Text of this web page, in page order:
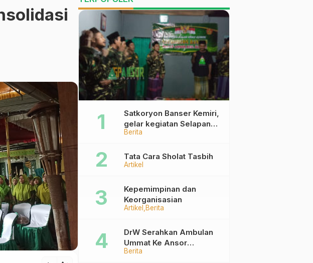
Berita
Satkoryon Banser Kemiri,
gelar kegiatan Selapanan
Rutin Malam Kamis Kliwon
Artikel
Tata Cara Sholat Tasbih
Artikel Berita
Kepemimpinan dan
Keorganisasian
Berita
DrW Serahkan Ambulan
Ummat Ke Ansor
Purworejo